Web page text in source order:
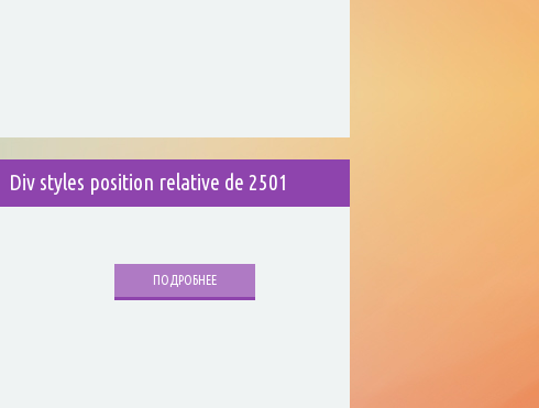
Div styles position relative de 2501
ПОДРОБНЕЕ